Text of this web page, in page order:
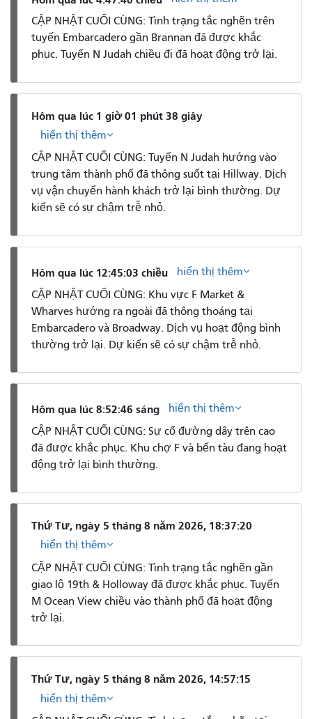
CẬP NHẬT CUỐI CÙNG: Tình trạng tắc nghẽn trên
tuyến Embarcadero gần Brannan đã được khắc
phục. Tuyến N Judah chiều đi đã hoạt động trở lại.
Hôm qua lúc 1 giờ 01 phút 38 giây
hiển thị thêm
CẬP NHẬT CUỐI CÙNG: Tuyến N Judah hướng vào
trung tâm thành phố đã thông suốt tại Hillway. Dịch
vụ vận chuyển hành khách trở lại bình thường. Dự
kiến ​​sẽ có sự chậm trễ nhỏ.
Hôm qua lúc 12:45:03 chiều
hiển thị thêm
CẬP NHẬT CUỐI CÙNG: Khu vực F Market &
Wharves hướng ra ngoài đã thông thoáng tại
Embarcadero và Broadway. Dịch vụ hoạt động bình
thường trở lại. Dự kiến ​​sẽ có sự chậm trễ nhỏ.
Hôm qua lúc 8:52:46 sáng
hiển thị thêm
CẬP NHẬT CUỐI CÙNG: Sự cố đường dây trên cao
đã được khắc phục. Khu chợ F và bến tàu đang hoạt
động trở lại bình thường.
Thứ Tư, ngày 5 tháng 8 năm 2026, 18:37:20
hiển thị thêm
CẬP NHẬT CUỐI CÙNG: Tình trạng tắc nghẽn gần
giao lộ 19th & Holloway đã được khắc phục. Tuyến
M Ocean View chiều vào thành phố đã hoạt động
trở lại.
Thứ Tư, ngày 5 tháng 8 năm 2026, 14:57:15
hiển thị thêm